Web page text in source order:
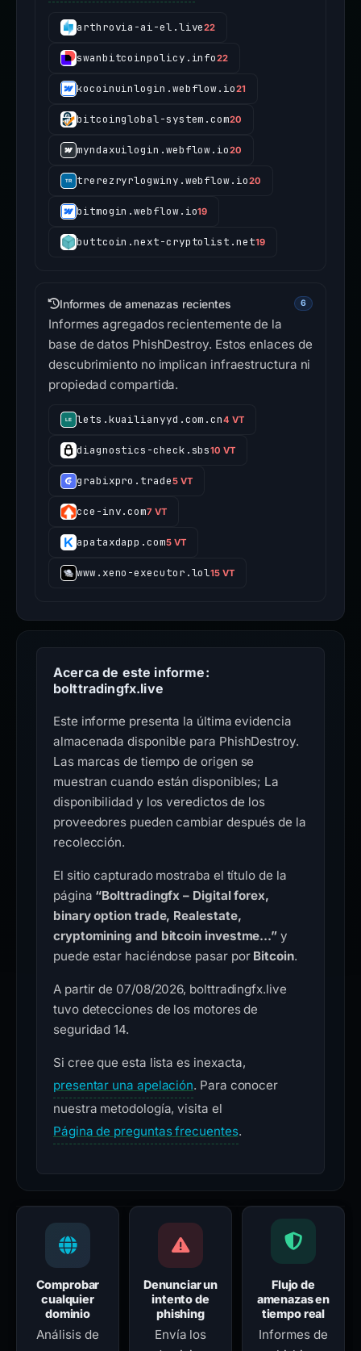
arthrovia-ai-el.live22
swanbitcoinpolicy.info22
kocoinuinlogin.webflow.io21
bitcoinglobal-system.com20
myndaxuilogin.webflow.io20
trerezryrlogwiny.webflow.io20
bitmogin.webflow.io19
buttcoin.next-cryptolist.net19
Informes de amenazas recientes 6
Informes agregados recientemente de la
base de datos PhishDestroy. Estos enlaces de
descubrimiento no implican infraestructura ni
propiedad compartida.
lets.kuailianyyd.com.cn4 VT
diagnostics-check.sbs10 VT
grabixpro.trade5 VT
cce-inv.com7 VT
apataxdapp.com5 VT
www.xeno-executor.lol15 VT
Acerca de este informe:
bolttradingfx.live
Este informe presenta la última evidencia
almacenada disponible para PhishDestroy.
Las marcas de tiempo de origen se
muestran cuando están disponibles; La
disponibilidad y los veredictos de los
proveedores pueden cambiar después de la
recolección.
El sitio capturado mostraba el título de la
página “Bolttradingfx – Digital forex,
binary option trade, Realestate,
cryptomining and bitcoin investme...” y
puede estar haciéndose pasar por Bitcoin.
A partir de 07/08/2026, bolttradingfx.live
tuvo detecciones de los motores de
seguridad 14.
Si cree que esta lista es inexacta,
presentar una apelación. Para conocer
nuestra metodología, visita el
Página de preguntas frecuentes.
Comprobar
cualquier
dominio
Análisis de
Denunciar un
intento de
phishing
Envía los
Flujo de
amenazas en
tiempo real
Informes de